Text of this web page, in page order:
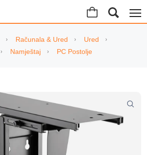
Računala & Ured
Ured
Namještaj PC Postolje